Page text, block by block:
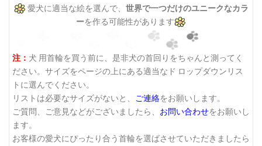
愛犬に適当な絵を選んで、 世界で一つだけのユニークなカラ
ーを作る可能性があります
注： 犬 用首輪を買う前に、是非犬の首回りをちゃんと測ってく
ださい。サイズをページの上にある適当なド ロップダウンリス
トに選んでください。
リストは必要なサイズがないと、
ご連絡をお願いします。
ご質問、ご意見などがございましたら、 お問い合わせをお願いし
ます。
お客様の愛犬にぴったり合う首輪を選ばさせていただきましたら